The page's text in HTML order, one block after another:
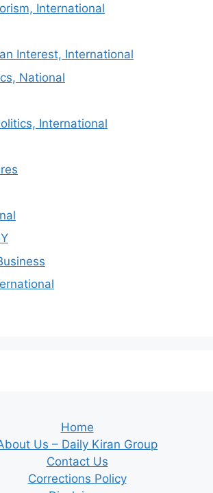
International
Interest, International
National
International
Home
Us – Daily Kiran Group
Contact Us
Corrections Policy